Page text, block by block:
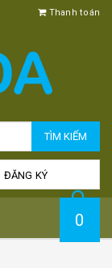
Thanh toán
TÌM KIẾM
ĐĂNG KÝ
0